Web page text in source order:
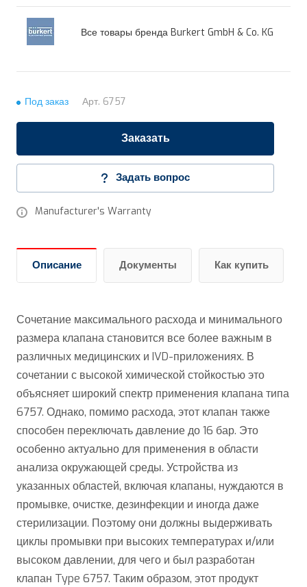
Все товары бренда Burkert GmbH & Co. KG
Под заказ Арт. 6757
Заказать
Задать вопрос
Manufacturer's Warranty
Описание Документы Как купить
Сочетание максимального расхода и минимального
размера клапана становится все более важным в
различных медицинских и IVD-приложениях. В
сочетании с высокой химической стойкостью это
объясняет широкий спектр применения клапана типа
6757. Однако, помимо расхода, этот клапан также
способен переключать давление до 16 бар. Это
особенно актуально для применения в области
анализа окружающей среды. Устройства из
указанных областей, включая клапаны, нуждаются в
промывке, очистке, дезинфекции и иногда даже
стерилизации. Поэтому они должны выдерживать
циклы промывки при высоких температурах и/или
высоком давлении, для чего и был разработан
клапан Type 6757. Таким образом, этот продукт